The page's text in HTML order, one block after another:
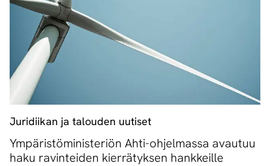
Juridiikan ja talouden uutiset
Ympäristöministeriön Ahti-ohjelmassa avautuu
haku ravinteiden kierrätyksen hankkeille